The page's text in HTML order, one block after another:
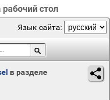
рабочий стол
Язык сайта:
в разделе